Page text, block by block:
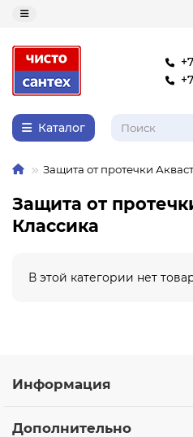
Каталог
Защита от протечки
Защита от
Классика
В этой категории нет
Информация
Дополнительно